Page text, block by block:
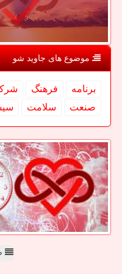
موضوع های جاوید شو
برنامه فرهنگ
صنعت
سلامت